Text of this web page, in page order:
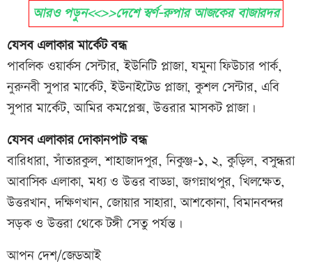
আরও পড়ুন<<>>দেশে স্বর্ণ-রুপার আজকের বাজারদর
যেসব এলাকার মার্কেট বন্ধ
পাবলিক ওয়ার্কস সেন্টার, ইউনিটি প্লাজা, যমুনা ফিউচার পার্ক,
নুরুনবী সুপার মার্কেট, ইউনাইটেড প্লাজা, কুশল সেন্টার, এবি
সুপার মার্কেট, আমির কমপ্লেক্স, উত্তরার মাসকট প্লাজা।
যেসব এলাকার দোকানপাট বন্ধ
বারিধারা, সাঁতারকুল, শাহাজাদপুর, নিকুঞ্জ-১, ২, কুড়িল, বসুন্ধরা
আবাসিক এলাকা, মধ্য ও উত্তর বাড্ডা, জগন্নাথপুর, খিলক্ষেত,
উত্তরখান, দক্ষিণখান, জোয়ার সাহারা, আশকোনা, বিমানবন্দর
সড়ক ও উত্তরা থেকে টঙ্গী সেতু পর্যন্ত।
আপন দেশ/জেডআই